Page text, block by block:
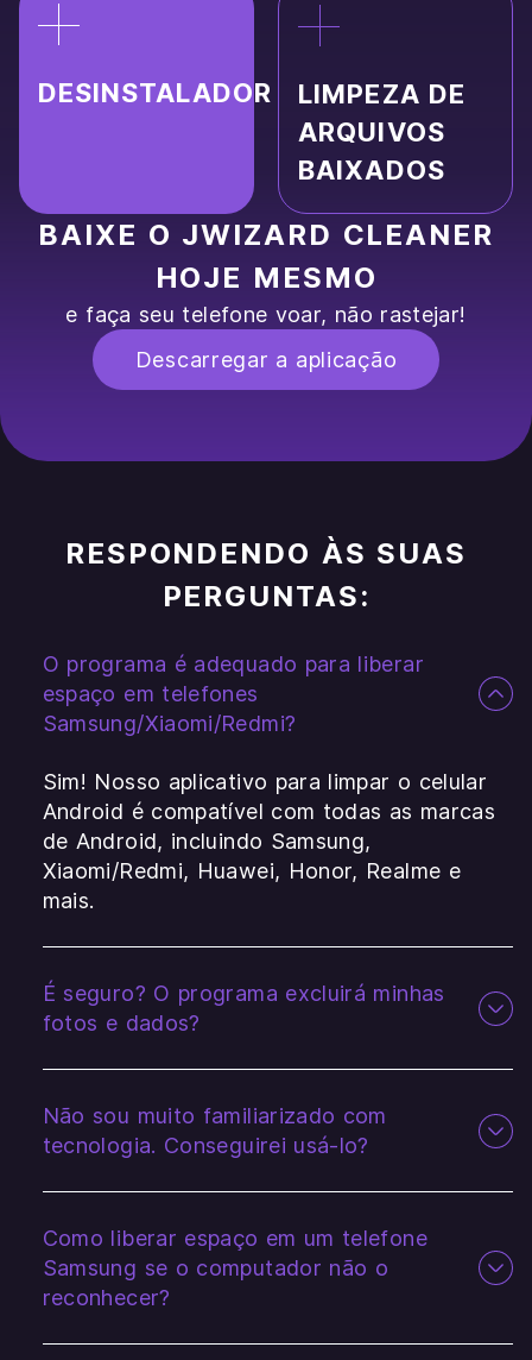
DESINSTALADOR
LIMPEZA DE
ARQUIVOS
BAIXADOS
BAIXE O JWIZARD CLEANER
HOJE MESMO
e faça seu telefone voar, não rastejar!
Descarregar a aplicação
RESPONDENDO ÀS SUAS
PERGUNTAS:
O programa é adequado para liberar
espaço em telefones
Samsung/Xiaomi/Redmi?
Sim! Nosso aplicativo para limpar o celular
Android é compatível com todas as marcas
de Android, incluindo Samsung,
Xiaomi/Redmi, Huawei, Honor, Realme e
mais.
É seguro? O programa excluirá minhas
fotos e dados?
Não sou muito familiarizado com
tecnologia. Conseguirei usá-lo?
Como liberar espaço em um telefone
Samsung se o computador não o
reconhecer?